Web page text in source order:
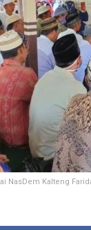
NasDem Kalteng